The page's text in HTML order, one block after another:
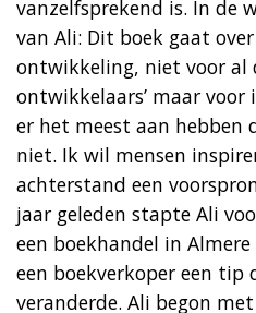
vanzelfsprekend is. In de
van Ali: Dit boek gaat
ontwikkeling, niet voor al
ontwikkelaars’ maar voor
er het meest aan hebben
niet. Ik wil mensen
achterstand een
jaar geleden stapte Ali
een boekhandel in
een boekverkoper een tip
veranderde. Ali begon